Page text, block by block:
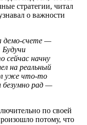
стратегии, читал
о важности
демо-счете —
Будучи
сейчас начну
на реальный
уже что-то
рад —
по своей
потому, что